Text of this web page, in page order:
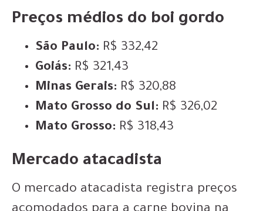
Preços médios do boi gordo
São Paulo: R$ 332,42
Goiás: R$ 321,43
Minas Gerais: R$ 320,88
Mato Grosso do Sul: R$ 326,02
Mato Grosso: R$ 318,43
Mercado atacadista
O mercado atacadista registra preços